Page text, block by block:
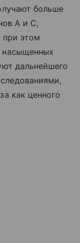
больше
А и С,
при этом
насыщенных
дальнейшего
как ценного